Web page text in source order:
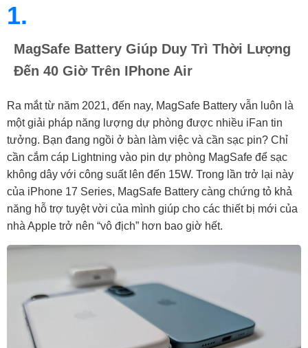
1.
MagSafe Battery Giúp Duy Trì Thời Lượng
Đến 40 Giờ Trên IPhone Air
Ra mắt từ năm 2021, đến nay, MagSafe Battery vẫn luôn là
một giải pháp năng lượng dự phòng được nhiều iFan tin
tưởng. Bạn đang ngồi ở bàn làm việc và cần sạc pin? Chỉ
cần cắm cáp Lightning vào pin dự phòng MagSafe để sạc
không dây với công suất lên đến 15W. Trong lần trở lại này
của iPhone 17 Series, MagSafe Battery càng chứng tỏ khả
năng hỗ trợ tuyệt vời của mình giúp cho các thiết bị mới của
nhà Apple trở nên “vô địch” hơn bao giờ hết.